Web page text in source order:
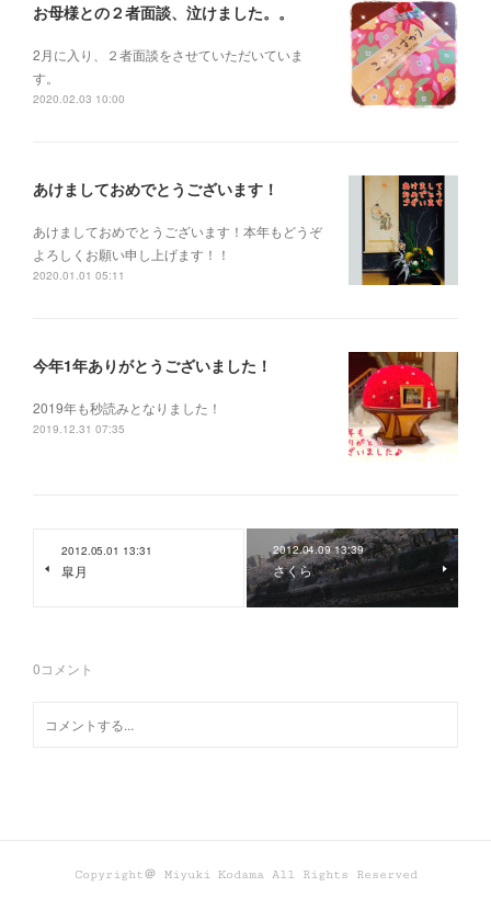
お母様との２者面談、泣けました。。
2月に入り、２者面談をさせていただいていま
す。
2020.02.03 10:00
あけましておめでとうございます！
あけましておめでとうございます！本年もどうぞ
よろしくお願い申し上げます！！
2020.01.01 05:11
今年1年ありがとうございました！
2019年も秒読みとなりました！
2019.12.31 07:35
2012.05.01 13:31
皐月
2012.04.09 13:39
さくら
0コメント
Copyright＠ Miyuki Kodama All Rights Reserved